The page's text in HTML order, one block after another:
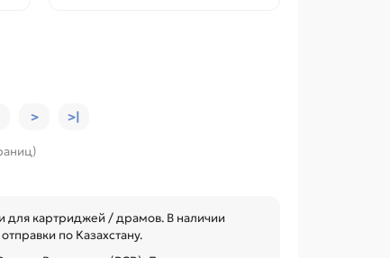
> >|
для картриджей / драмов. В наличии
по Казахстану.